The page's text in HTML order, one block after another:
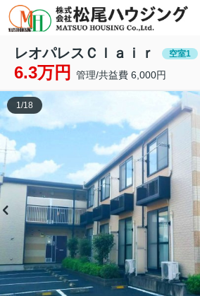
レオパレスＣｌａｉｒ 空室1
6.3万円 管理/共益費 6,000円
1/18